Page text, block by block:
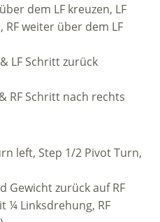
dem LF kreuzen, LF
RF weiter über dem LF
LF Schritt zurück
RF Schritt nach rechts
left, Step 1/2 Pivot Turn,
Gewicht zurück auf RF
¼ Linksdrehung, RF